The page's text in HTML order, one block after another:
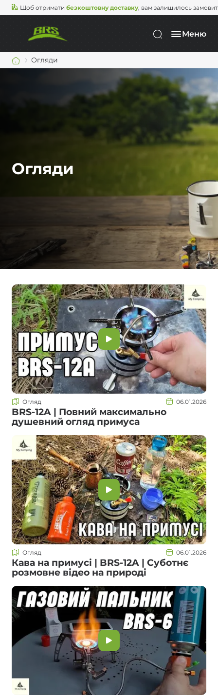
Щоб отримати безкоштовну доставку, вам залишилось
Меню
Огляди
Огляди
Огляд 06.01.2026
BRS-12A | Повний максимально
душевний огляд примуса
Огляд 06.01.2026
Кава на примусі | BRS-12A | Суботнє
розмовне відео на природі